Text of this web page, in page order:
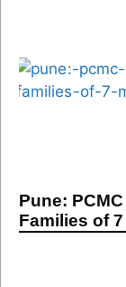
Pune:
Families of